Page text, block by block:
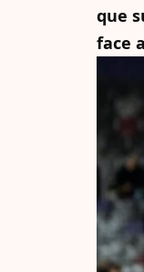
que
face